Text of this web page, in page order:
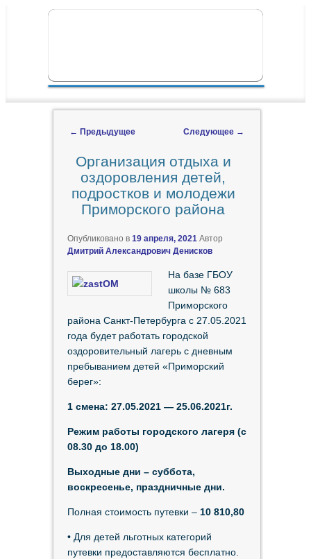
ГЛАВНОЕ МЕНЮ
← Предыдущее Следующее →
Организация отдыха и
оздоровления детей,
подростков и молодежи
Приморского района
Опубликовано в 19 апреля, 2021 Автор
Дмитрий Александрович Денисков
На базе ГБОУ
школы № 683
Приморского
района Санкт-Петербурга с 27.05.2021
года будет работать городской
оздоровительный лагерь с дневным
пребыванием детей «Приморский
берег»:
1 смена: 27.05.2021 — 25.06.2021г.
Режим работы городского лагеря (с
08.30 до 18.00)
Выходные дни – суббота,
воскресенье, праздничные дни.
Полная стоимость путевки – 10 810,80
• Для детей льготных категорий
путевки предоставляются бесплатно.